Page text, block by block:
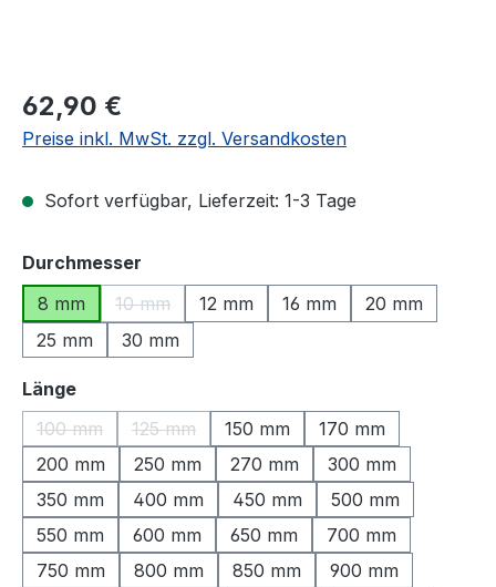
Regulärer Preis:
62,90 €
Preise inkl. MwSt. zzgl. Versandkosten
Sofort verfügbar, Lieferzeit: 1-3 Tage
Durchmesser
8 mm
10 mm
(Diese Option ist zurzeit nicht verfügbar.)
12 mm 16 mm
20 mm
25 mm
30 mm
Längeauswählen
100 mm
(Diese Option ist zurzeit nicht verfügbar.)
125 mm
(Diese Option ist zurzeit nicht verfügbar.)
150 mm
170 mm
200 mm
250 mm 270 mm
300 mm
350 mm
400 mm 450 mm
500 mm
550 mm
600 mm 650 mm
700 mm
750 mm
800 mm 850 mm
900 mm